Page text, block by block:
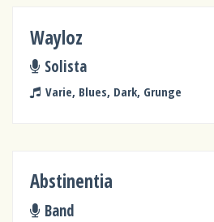
Wayloz
Solista
Varie, Blues, Dark, Grunge
Abstinentia
Band